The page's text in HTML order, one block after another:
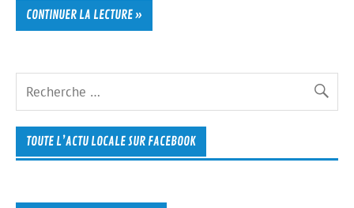
CONTINUER LA LECTURE »
TOUTE L’ACTU LOCALE SUR FACEBOOK